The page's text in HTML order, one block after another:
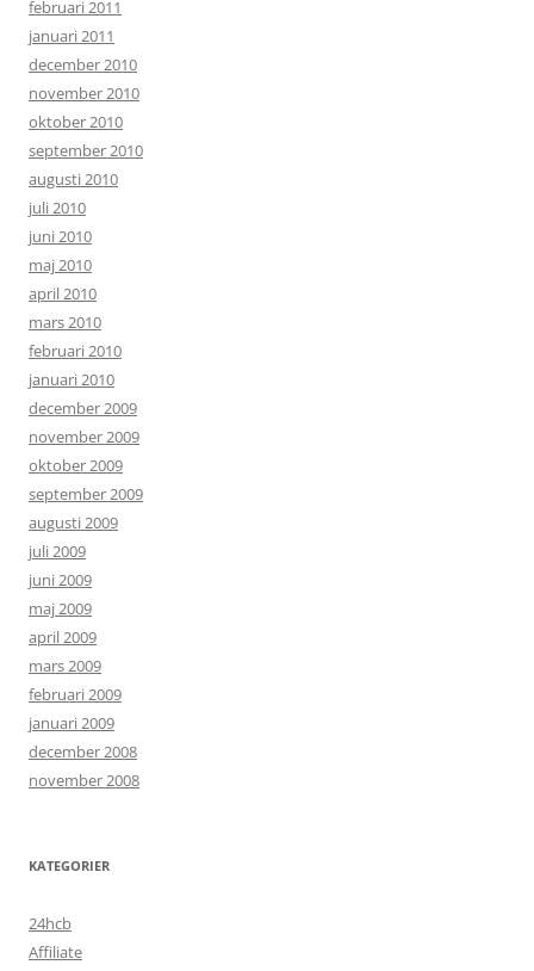
februari 2011
januari 2011
december 2010
november 2010
oktober 2010
september 2010
augusti 2010
juli 2010
juni 2010
maj 2010
april 2010
mars 2010
februari 2010
januari 2010
december 2009
november 2009
oktober 2009
september 2009
augusti 2009
juli 2009
juni 2009
maj 2009
april 2009
mars 2009
februari 2009
januari 2009
december 2008
november 2008
KATEGORIER
24hcb
Affiliate